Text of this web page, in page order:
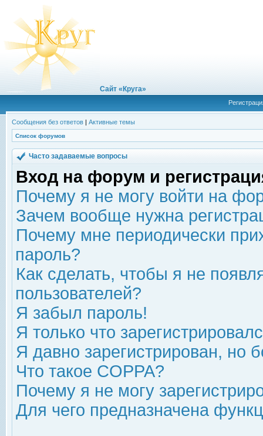
Сайт «Круга»
Сообщения без ответов | Активные темы
Список форумов
Часто задаваемые вопросы
Вход на форум и
Почему я не могу войти на
Зачем вообще нужна
Почему мне периодически
пароль?
Как сделать, чтобы я не
пользователей?
Я забыл пароль!
Я только что
Я давно зарегистрирован, но
Что такое COPPA?
Почему я не могу
Для чего предназначена